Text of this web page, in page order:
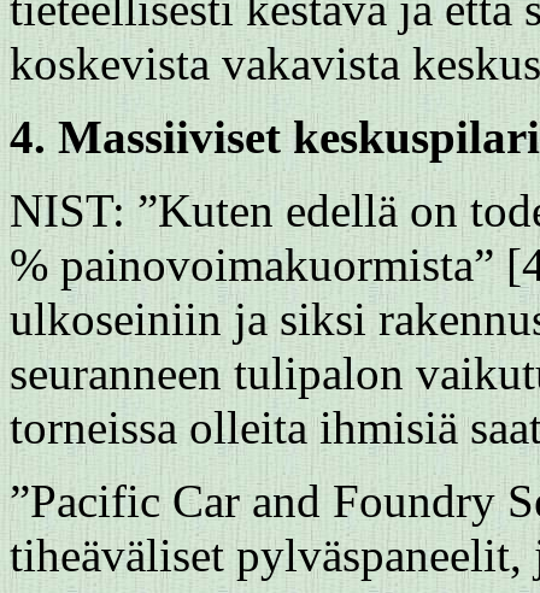
koskevista vakavista
4. Massiiviset
NIST: ”Kuten edellä on
% painovoimakuormista”
ulkoseiniin ja siksi
seuranneen tulipalon
torneissa olleita ihmisiä
”Pacific Car and Foundry
tiheäväliset